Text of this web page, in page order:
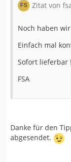
Zitat von
Noch haben
Einfach mal
Sofort lieferbar
FSA
Danke für den
abgesendet.